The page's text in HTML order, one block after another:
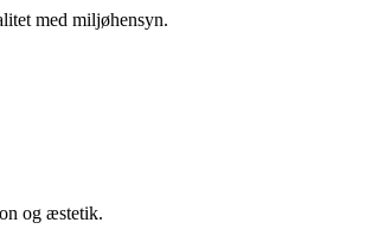
med miljøhensyn.
og æstetik.